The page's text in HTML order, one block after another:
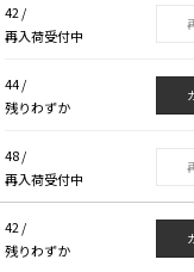
42 /
再入荷受付中
44 /
残りわずか
48 /
再入荷受付中
42 /
残りわずか